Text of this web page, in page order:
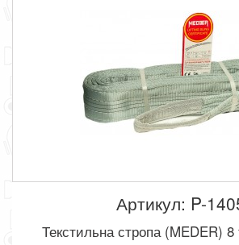
Артикул: P-
Текстильна стропа (MEDER)